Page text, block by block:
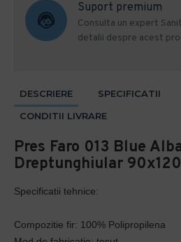
Suport premium
Consulta un expert
detalii despre acest
DESCRIERE SPECIFICATII
CONDITII LIVRARE
Pres Faro 013 Blue
Dreptunghiular
Specificatii tehnice:
Compozitie fir: 100% Polipropilena